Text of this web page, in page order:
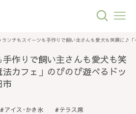
ランチもスイーツも手作りで飼い主さんも愛犬も笑顔に♪
作りで飼い主さんも愛犬も笑
カフェ」のびのび遊べるドッ
市
アイス･かき氷
テラス席